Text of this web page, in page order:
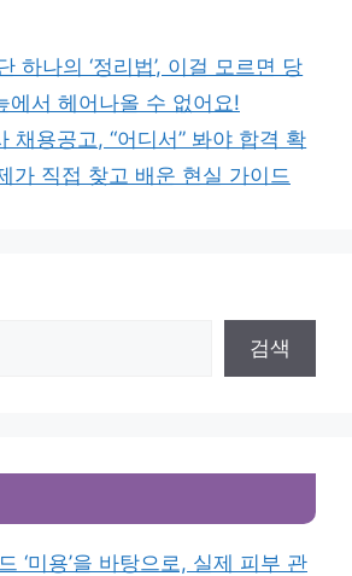
하나의 ‘정리법’, 이걸 모르면 당
에서 헤어나올 수 없어요!
채용공고, “어디서” 봐야 합격 확
가 직접 찾고 배운 현실 가이드
검색
‘미용’을 바탕으로, 실제 피부 관